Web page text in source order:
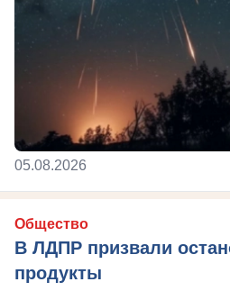
05.08.2026
Общество
В ЛДПР призвали
продукты